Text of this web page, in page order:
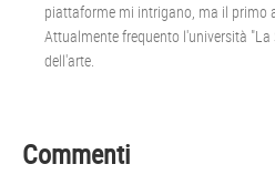
piattaforme mi intrigano, ma il primo
Attualmente frequento l'università
dell'arte.
Interazioni
Commenti